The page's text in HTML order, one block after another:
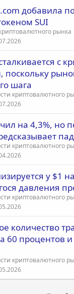
добавила
SUI
рынка
с
шага
криптовалютного
на 4,3%, но
криптовалютного
у $1
давления
криптовалютного
количество
60 процентов и
криптовалютного